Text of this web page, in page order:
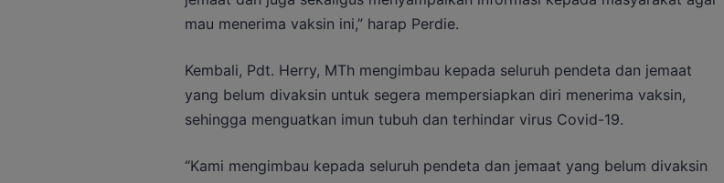
mau menerima vaksin ini,” harap Perdie.
Kembali, Pdt. Herry, MTh mengimbau kepada seluruh pendeta dan jemaat
yang belum divaksin untuk segera mempersiapkan diri menerima vaksin,
sehingga menguatkan imun tubuh dan terhindar virus Covid-19.
“Kami mengimbau kepada seluruh pendeta dan jemaat yang belum divaksin